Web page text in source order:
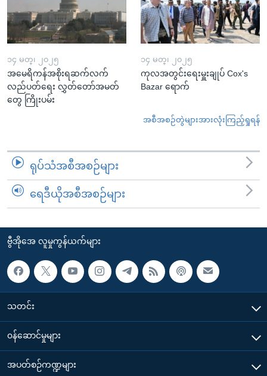
၁၄ မတ္၊ ၂၀၂၅
အမေရိကန်အစိုးရဆက်လက်
လည်ပတ်ရေး လွှတ်တော်အမတ်
တွေ ကြိုးပမ်း
၁၄ မတ္၊ ၂၀၂၅
ကုလအတွင်းရေးမှူးချုပ် Cox's
Bazar ရောက်
အစီအစဉ်တွဲများအားလုံးကြည့်ရှုရန်
ရုပ်သံအစီအစဉ်များ
ရေဒီယိုအစီအစဉ်များ
ဗွီအိုအေ လူမှုကွန်ယက်များ
သတင်း
၀န်ဆောင်မှုများ
အပတ်စဉ်ကဏ္ဍများ